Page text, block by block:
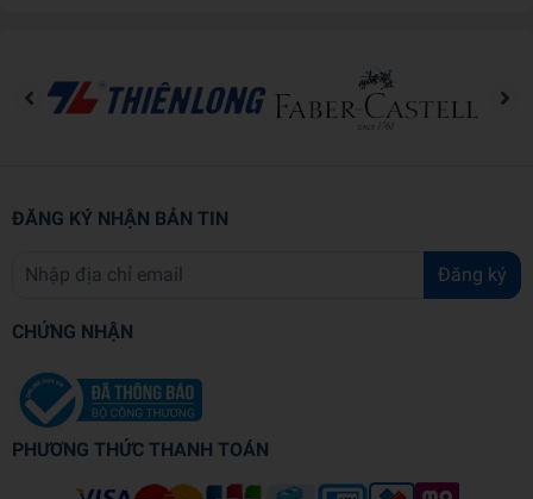
ĐĂNG KÝ NHẬN BẢN TIN
Đăng ký
CHỨNG NHẬN
PHƯƠNG THỨC THANH TOÁN